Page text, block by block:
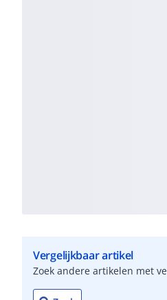
Vergelijkbaar artikel
Zoek andere artikelen met